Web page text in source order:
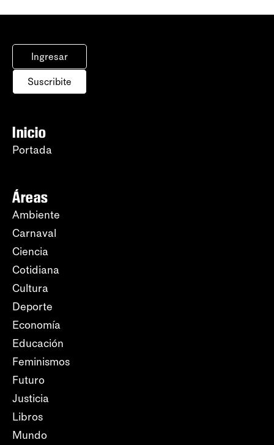
Ingresar
Suscribite
Inicio
Portada
Áreas
Ambiente
Carnaval
Ciencia
Cotidiana
Cultura
Deporte
Economía
Educación
Feminismos
Futuro
Justicia
Libros
Mundo